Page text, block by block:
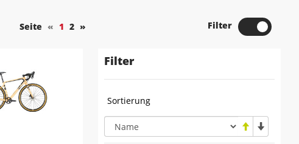
Seite « 1 2 » Filter
Filter
Sortierung